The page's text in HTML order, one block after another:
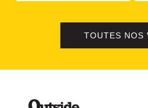
TOUTES NOS